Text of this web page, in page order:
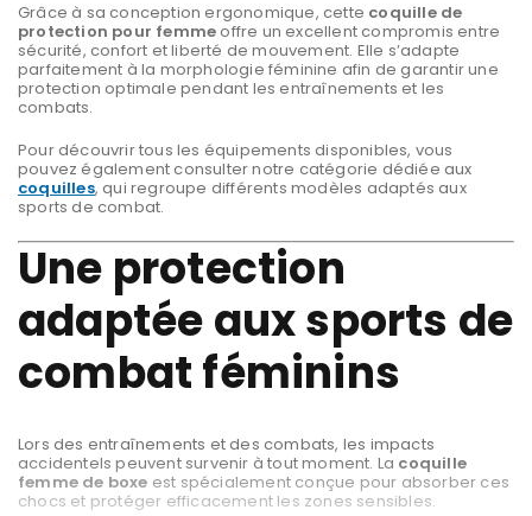
Grâce à sa conception ergonomique, cette coquille de
protection pour femme offre un excellent compromis entre
sécurité, confort et liberté de mouvement. Elle s’adapte
parfaitement à la morphologie féminine afin de garantir une
protection optimale pendant les entraînements et les
combats.
Pour découvrir tous les équipements disponibles, vous
pouvez également consulter notre catégorie dédiée aux
coquilles, qui regroupe différents modèles adaptés aux
sports de combat.
Une protection
adaptée aux sports de
combat féminins
Lors des entraînements et des combats, les impacts
accidentels peuvent survenir à tout moment. La coquille
femme de boxe est spécialement conçue pour absorber ces
chocs et protéger efficacement les zones sensibles.